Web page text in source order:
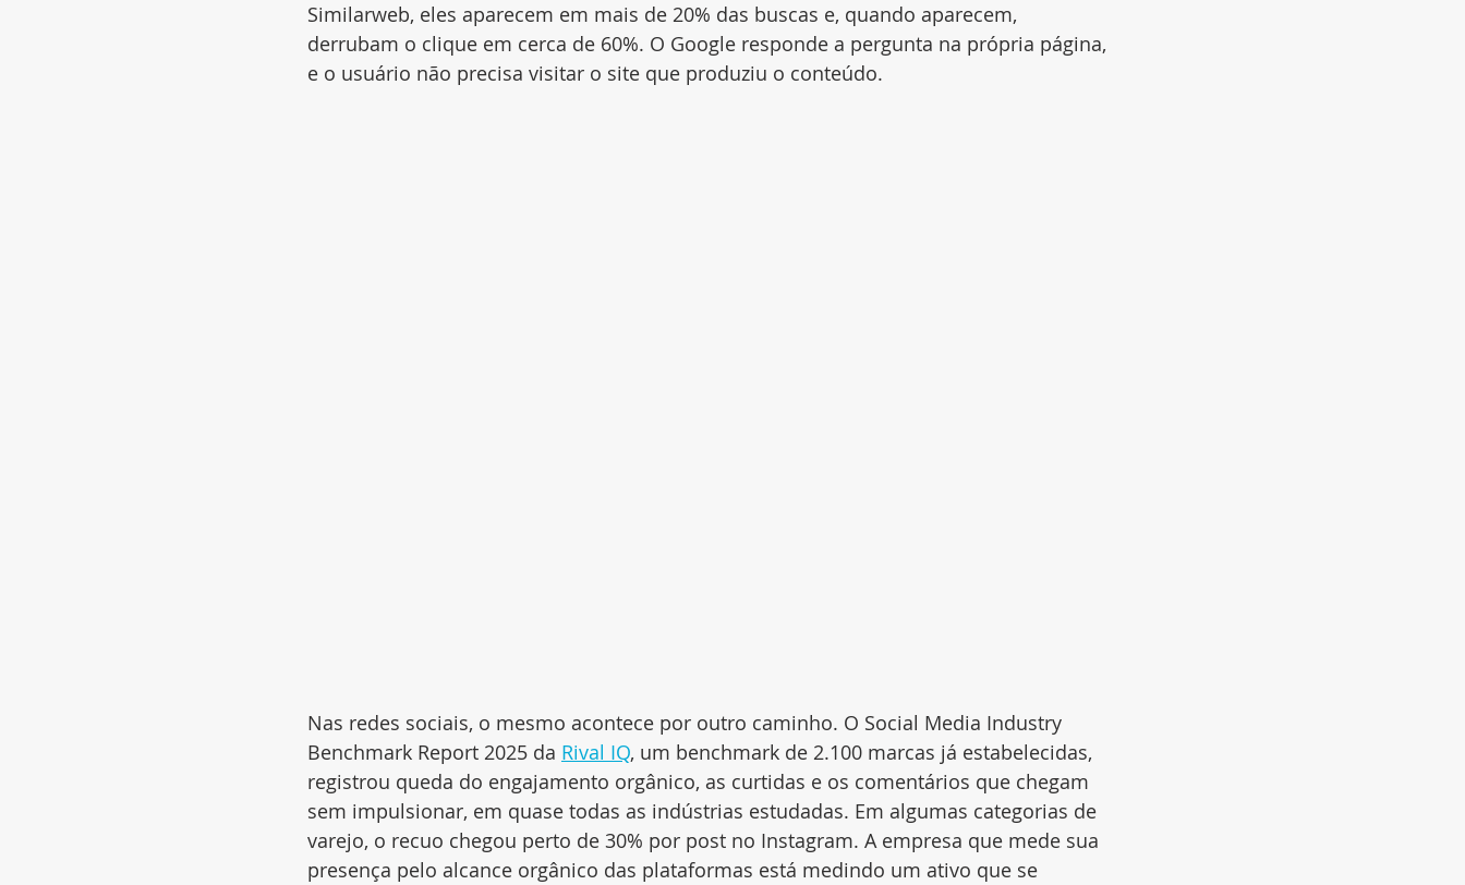
Similarweb, eles aparecem em mais de 20% das buscas e, quando aparecem,
derrubam o clique em cerca de 60%. O Google responde a pergunta na própria página,
e o usuário não precisa visitar o site que produziu o conteúdo.
Nas redes sociais, o mesmo acontece por outro caminho. O Social Media Industry
Benchmark Report 2025 da Rival IQ, um benchmark de 2.100 marcas já estabelecidas,
registrou queda do engajamento orgânico, as curtidas e os comentários que chegam
sem impulsionar, em quase todas as indústrias estudadas. Em algumas categorias de
varejo, o recuo chegou perto de 30% por post no Instagram. A empresa que mede sua
presença pelo alcance orgânico das plataformas está medindo um ativo que se